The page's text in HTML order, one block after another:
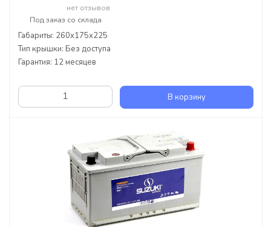
нет отзывов
Под заказ со склада
Габариты: 260x175x225
Тип крышки: Без доступа
Гарантия: 12 месяцев
В корзину